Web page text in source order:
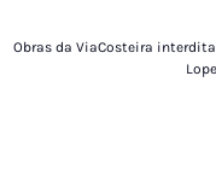
Obras da ViaCosteira